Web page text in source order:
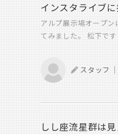
インスタライブ
アルプ展示場オープ
てみました。 松下で
挑戦しています。
どう
を伝えたい一心で 学
今後も数をこなして
す。 宜しければ アイ
イブご視聴 よろしく
スタッフ
しし座流星群は